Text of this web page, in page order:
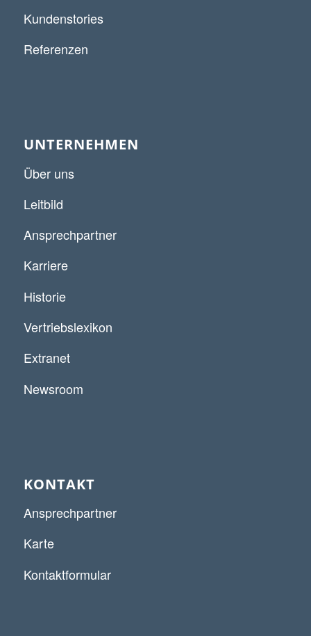
Kundenstories
Referenzen
UNTERNEHMEN
Über uns
Leitbild
Ansprechpartner
Karriere
Historie
Vertriebslexikon
Extranet
Newsroom
KONTAKT
Ansprechpartner
Karte
Kontaktformular